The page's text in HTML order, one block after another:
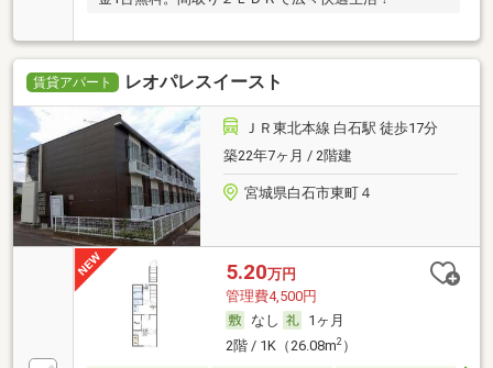
賃貸アパート レオパレスイースト
ＪＲ東北本線 白石駅 徒歩17分
築22年7ヶ月 / 2階建
宮城県白石市東町４
5.20万円
管理費4,500円
なし
1ヶ月
2階 / 1K（26.08m2）